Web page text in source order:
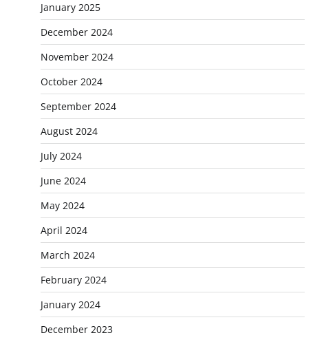
January 2025
December 2024
November 2024
October 2024
September 2024
August 2024
July 2024
June 2024
May 2024
April 2024
March 2024
February 2024
January 2024
December 2023